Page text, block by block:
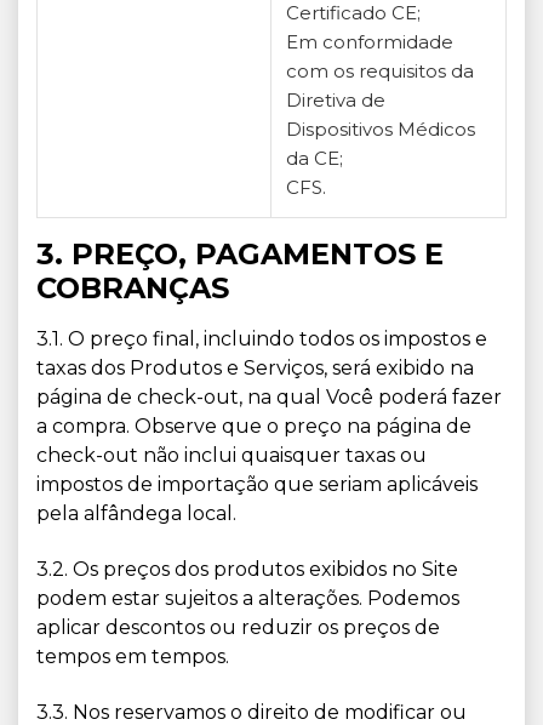
Certificado CE;
Em conformidade
com os requisitos da
Diretiva de
Dispositivos Médicos
da CE;
CFS.
3. PREÇO, PAGAMENTOS E
COBRANÇAS
3.1. O preço final, incluindo todos os impostos e
taxas dos Produtos e Serviços, será exibido na
página de check-out, na qual Você poderá fazer
a compra. Observe que o preço na página de
check-out não inclui quaisquer taxas ou
impostos de importação que seriam aplicáveis
pela alfândega local.
3.2. Os preços dos produtos exibidos no Site
podem estar sujeitos a alterações. Podemos
aplicar descontos ou reduzir os preços de
tempos em tempos.
3.3. Nos reservamos o direito de modificar ou